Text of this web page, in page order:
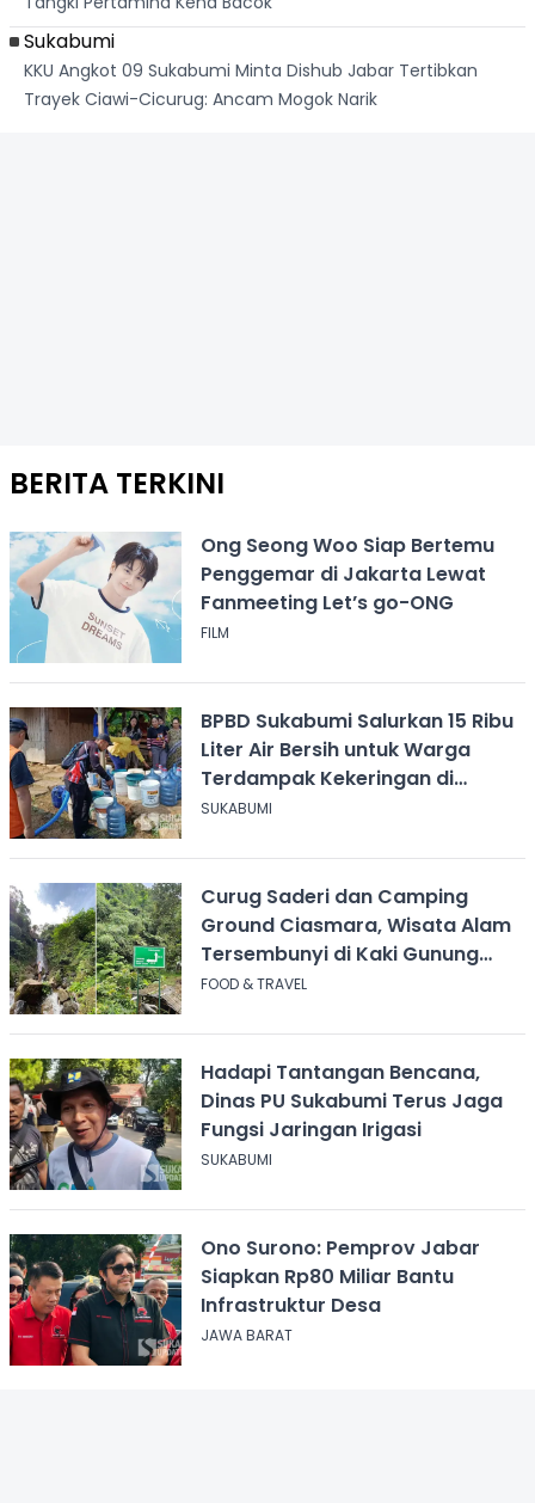
Sukabumi
KKU Angkot 09 Sukabumi Minta Dishub Jabar Tertibkan
Trayek Ciawi-Cicurug: Ancam Mogok Narik
BERITA TERKINI
Ong Seong Woo Siap Bertemu
Penggemar di Jakarta Lewat
Fanmeeting Let’s go-ONG
FILM
BPBD Sukabumi Salurkan 15 Ribu
Liter Air Bersih untuk Warga
Terdampak Kekeringan di
Cicurug
SUKABUMI
Curug Saderi dan Camping
Ground Ciasmara, Wisata Alam
Tersembunyi di Kaki Gunung
Salak
FOOD & TRAVEL
Hadapi Tantangan Bencana,
Dinas PU Sukabumi Terus Jaga
Fungsi Jaringan Irigasi
SUKABUMI
Ono Surono: Pemprov Jabar
Siapkan Rp80 Miliar Bantu
Infrastruktur Desa
JAWA BARAT